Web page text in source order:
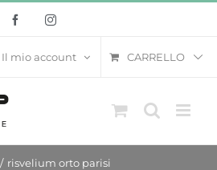
FacebookInstagram
Il mio account CARRELLO
risvelium orto parisi